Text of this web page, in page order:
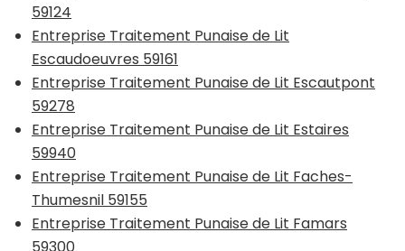
59124
Entreprise Traitement Punaise de Lit
Escaudoeuvres 59161
Entreprise Traitement Punaise de Lit Escautpont
59278
Entreprise Traitement Punaise de Lit Estaires
59940
Entreprise Traitement Punaise de Lit Faches-
Thumesnil 59155
Entreprise Traitement Punaise de Lit Famars
59300